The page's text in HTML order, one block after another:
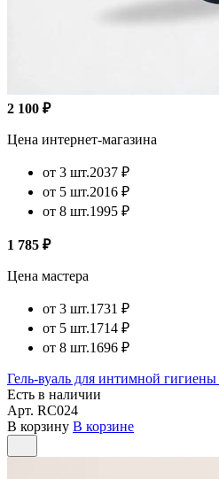
2 100 ₽
Цена интернет-магазина
от 3 шт.2037 ₽
от 5 шт.2016 ₽
от 8 шт.1995 ₽
1 785 ₽
Цена мастера
от 3 шт.1731 ₽
от 5 шт.1714 ₽
от 8 шт.1696 ₽
Гель-вуаль для интимной
Есть в наличии
Арт. RC024
В корзину В корзине